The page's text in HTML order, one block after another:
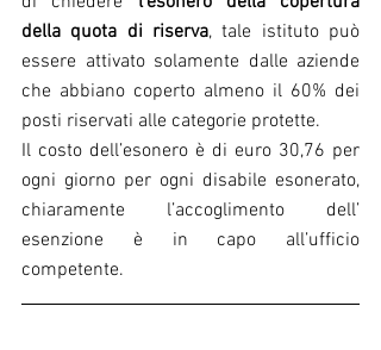
della quota di riserva, tale istituto può
essere attivato solamente dalle aziende
che abbiano coperto almeno il 60% dei
posti riservati alle categorie protette.
Il costo dell’esonero è di euro 30,76 per
ogni giorno per ogni disabile esonerato,
chiaramente l’accoglimento dell’
esenzione è in capo all’ufficio
competente.